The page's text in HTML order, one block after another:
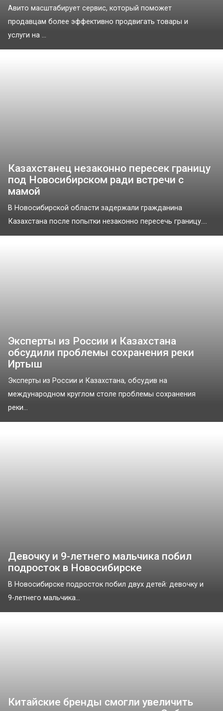
Авито масштабирует сервис, который поможет
продавцам более эффективно продвигать товары и
услуги на ...
Казахстанец незаконно пересек границу
под Новосибирском ради встречи с
мамой
В Новосибирской области задержали гражданина
Казахстана после попытки незаконно пересечь границу....
Эксперты из России и Казахстана
обсудили проблемы сохранения реки
Иртыш
Эксперты из России и Казахстана, обсудив на
международном круглом столе проблемы сохранения
реки...
Девочку и 9-летнего мальчика побил
подросток в Новосибирске
В Новосибирске подросток побил двух детей: девочку и
9-летнего мальчика...
Китайские бренды смогли увеличить